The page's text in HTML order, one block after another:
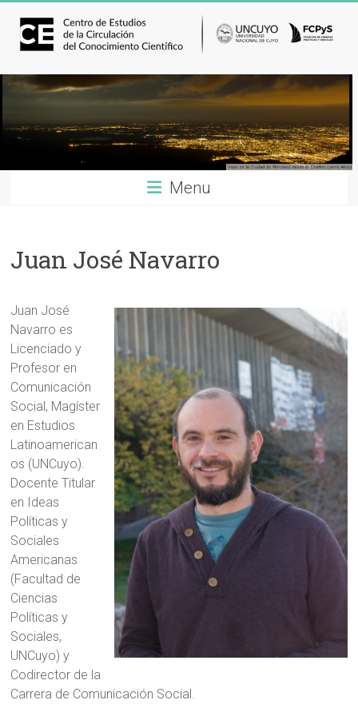
Menu
Juan José Navarro
Juan José
Navarro es
Licenciado y
Profesor en
Comunicación
Social, Magíster
en Estudios
Latinoamerican
os (UNCuyo).
Docente Titular
en Ideas
Políticas y
Sociales
Americanas
(Facultad de
Ciencias
Políticas y
Sociales,
UNCuyo) y
Codirector de la
Carrera de Comunicación Social.